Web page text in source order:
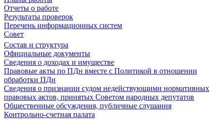
Отчеты о работе
Результаты проверок
Перечень информационных систем
Совет
Состав и структура
Официальные документы
Сведения о доходах и имуществе
Правовые акты по ПДн вместе с Политикой в отношении
обработки ПДн
Сведения о признании судом недействующими нормативных
правовых актов, принятых Советом народных депутатов
Общественные обсуждения, публичные слушания
Контрольно-счетная палата